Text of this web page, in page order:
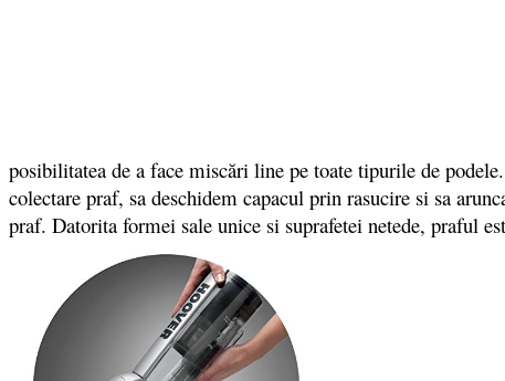
posibilitatea de a face miscări line pe toate tipurile de podele.
colectare praf, sa deschidem capacul prin rasucire si sa
praf. Datorita formei sale unice si suprafetei netede, praful